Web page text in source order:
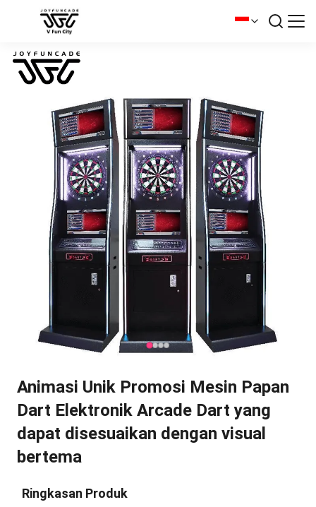
Animasi Unik Promosi Mesin Papan
Dart Elektronik Arcade Dart yang
dapat disesuaikan dengan visual
bertema
Ringkasan Produk